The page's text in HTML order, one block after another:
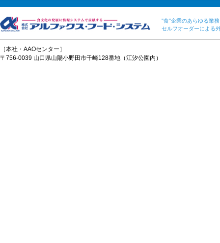
"食"企業のあらゆる業
セルフオーダーによる
［本社・AAOセンター］
〒756-0039 山口県山陽小野田市千崎128番地（江汐公園内）